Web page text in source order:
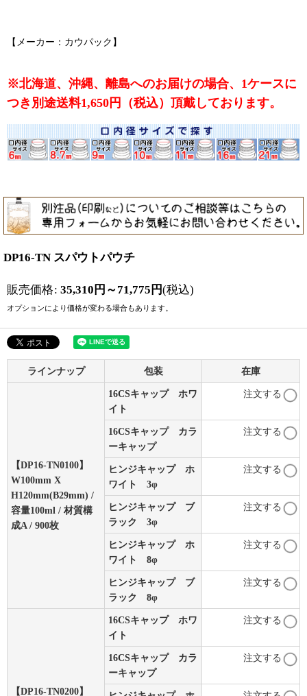
【メーカー：カウパック】
※北海道、沖縄、離島へのお届けの場合、1ケースに
つき別途送料1,650円（税込）頂戴しております。
DP16-TN スパウトパウチ
販売価格: 35,310 円 ～71,775 円(税込)
オプションにより価格が変わる場合もあります。
ラインナップ 包装 在庫
【DP16-TN0100】
W100mm X
H120mm(B29mm) /
容量100ml / 材質構
成A / 900枚
16CSキャップ ホワ
イト
注文する
16CSキャップ カラ
ーキャップ
注文する
ヒンジキャップ ホ
ワイト 3φ
注文する
ヒンジキャップ ブ
ラック 3φ
注文する
ヒンジキャップ ホ
ワイト 8φ
注文する
ヒンジキャップ ブ
ラック 8φ
注文する
【DP16-TN0200】
16CSキャップ ホワ
イト
注文する
16CSキャップ カラ
ーキャップ
注文する